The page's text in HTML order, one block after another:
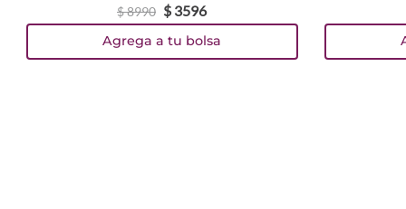
$8990 $ 3596
Agrega a tu bolsa